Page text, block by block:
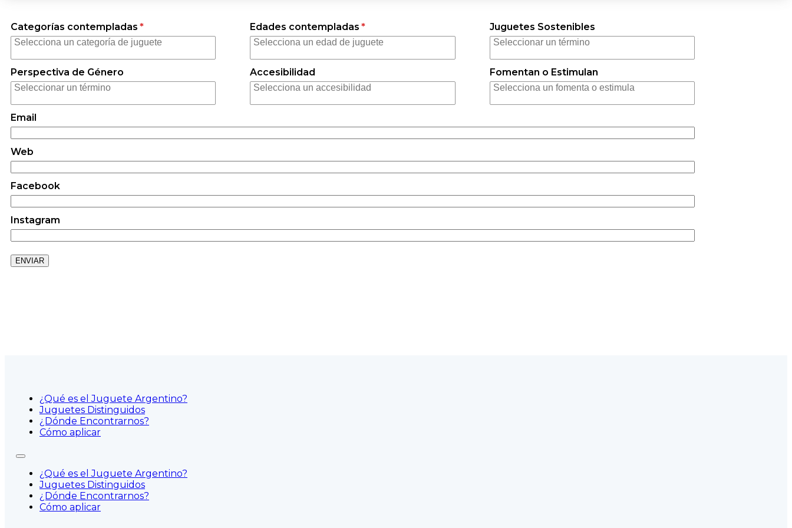
Categorías contempladas * Edades contempladas * Juguetes Sostenibles
Perspectiva de Género Accesibilidad Fomentan o Estimulan
Email
Web
Facebook
Instagram
ENVIAR
¿Qué es el Juguete Argentino?
Juguetes Distinguidos
¿Dónde Encontrarnos?
Cómo aplicar
¿Qué es el Juguete Argentino?
Juguetes Distinguidos
¿Dónde Encontrarnos?
Cómo aplicar